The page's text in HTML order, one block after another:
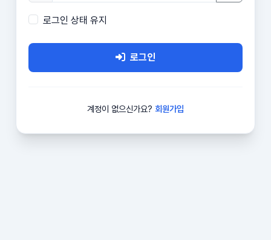
로그인 상태 유지
로그인
계정이 없으신가요? 회원가입